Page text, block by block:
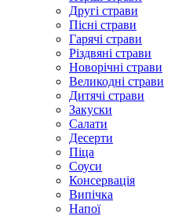
Другі страви
Пісні страви
Гарячі страви
Різдвяні страви
Новорічні страви
Великодні страви
Дитячі страви
Закуски
Салати
Десерти
Піца
Соуси
Консервація
Випічка
Напої